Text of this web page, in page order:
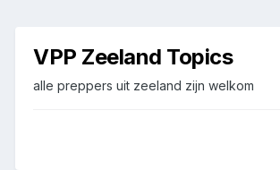
VPP Zeeland Topics
alle preppers uit zeeland zijn welkom